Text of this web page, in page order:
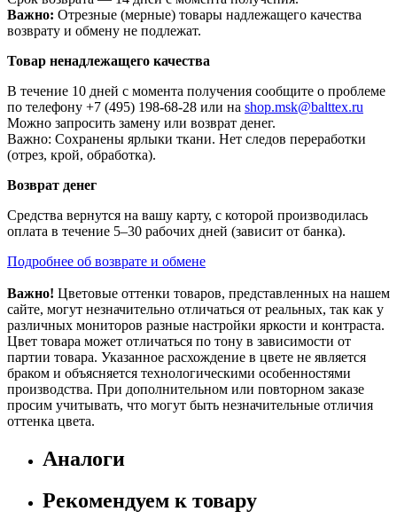
Важно: Отрезные (мерные) товары надлежащего качества
возврату и обмену не подлежат.
Товар ненадлежащего качества
В течение 10 дней с момента получения сообщите о проблеме
по телефону +7 (495) 198-68-28 или на shop.msk@balttex.ru
Можно запросить замену или возврат денег.
Важно: Сохранены ярлыки ткани. Нет следов переработки
(отрез, крой, обработка).
Возврат денег
Средства вернутся на вашу карту, с которой производилась
оплата в течение 5–30 рабочих дней (зависит от банка).
Подробнее об возврате и обмене
Важно! Цветовые оттенки товаров, представленных на нашем
сайте, могут незначительно отличаться от реальных, так как у
различных мониторов разные настройки яркости и контраста.
Цвет товара может отличаться по тону в зависимости от
партии товара. Указанное расхождение в цвете не является
браком и объясняется технологическими особенностями
производства. При дополнительном или повторном заказе
просим учитывать, что могут быть незначительные отличия
оттенка цвета.
Аналоги
Рекомендуем к товару